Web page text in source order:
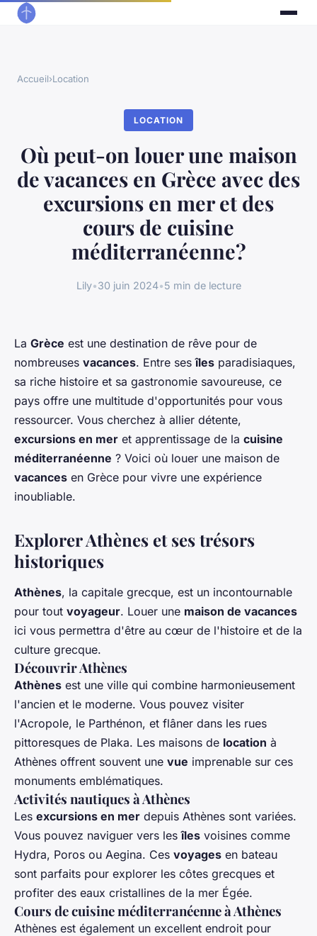
Accueil›Location
LOCATION
Où peut-on louer une maison
de vacances en Grèce avec des
excursions en mer et des
cours de cuisine
méditerranéenne?
Lily•30 juin 2024•5 min de lecture
La Grèce est une destination de rêve pour de
nombreuses vacances. Entre sesîles paradisiaques,
sa riche histoire et sa gastronomie savoureuse, ce
pays offre une multitude d'opportunités pour vous
ressourcer. Vous cherchez à allier détente,
excursions en mer et apprentissage de la cuisine
méditerranéenne ? Voici où louer une maison de
vacances en Grèce pour vivre une expérience
inoubliable.
Explorer Athènes et ses trésors
historiques
Athènes, la capitale grecque, est un incontournable
pour tout voyageur. Louer une maison de vacances
ici vous permettra d'être au cœur de l'histoire et de la
culture grecque.
Découvrir Athènes
Athènes est une ville qui combine harmonieusement
l'ancien et le moderne. Vous pouvez visiter
l'Acropole, le Parthénon, et flâner dans les rues
pittoresques de Plaka. Les maisons de location à
Athènes offrent souvent une vue imprenable sur ces
monuments emblématiques.
Activités nautiques à Athènes
Les excursions en mer depuis Athènes sont variées.
Vous pouvez naviguer vers lesîles voisines comme
Hydra, Poros ou Aegina. Ces voyages en bateau
sont parfaits pour explorer les côtes grecques et
profiter des eaux cristallines de la mer Égée.
Cours de cuisine méditerranéenne à Athènes
Athènes est également un excellent endroit pour